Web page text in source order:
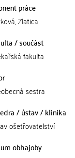
práce
Zlatica
/ součást
fakulta
sestra
/ ústav / klinika
ošetřovatelství
obhajoby